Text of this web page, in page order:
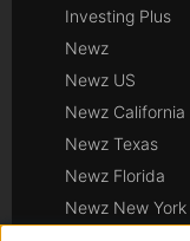
Investing Plus
Newz
Newz US
Newz California
Newz Texas
Newz Florida
Newz New York